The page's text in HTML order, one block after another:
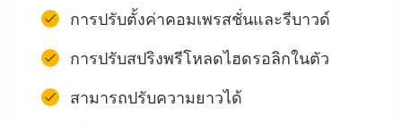
การปรับตั้งค่าคอมเพรสชั่นและรีบาวด์
การปรับสปริงพรีโหลดไฮดรอลิกในตัว
สามารถปรับความยาวได้